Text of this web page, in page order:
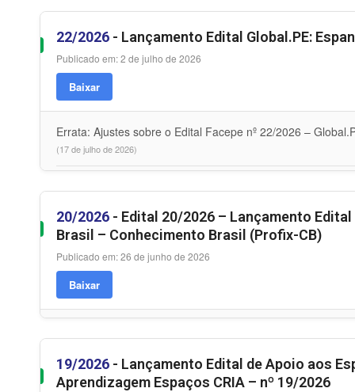
22/2026 - Lançamento Edital Global.PE:
Publicado em: 2 de julho de 2026
Baixar
Errata: Ajustes sobre o Edital Facepe nº 22/2026 –
(17 de julho de 2026)
20/2026 - Edital 20/2026 – Lançamento
Brasil – Conhecimento Brasil (Profix-CB)
Publicado em: 26 de junho de 2026
Baixar
19/2026 - Lançamento Edital de Apoio aos
Aprendizagem Espaços CRIA – nº 19/2026